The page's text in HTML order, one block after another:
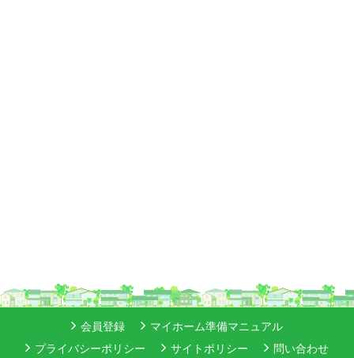
会員登録
マイホーム準備マニュアル
プライバシーポリシー
サイトポリシー 問い合わせ